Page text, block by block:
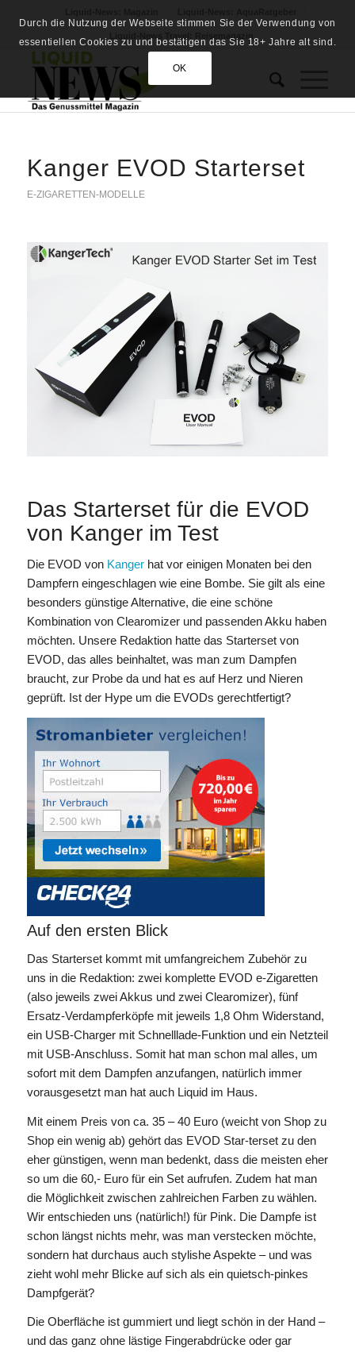
Kanger EVOD Starterset
E-ZIGARETTEN-MODELLE
Das Starterset für die EVOD
von Kanger im Test
Die EVOD von Kanger hat vor einigen Monaten bei den
Dampfern eingeschlagen wie eine Bombe. Sie gilt als eine
besonders günstige Alternative, die eine schöne
Kombination von Clearomizer und passenden Akku haben
möchten. Unsere Redaktion hatte das Starterset von
EVOD, das alles beinhaltet, was man zum Dampfen
braucht, zur Probe da und hat es auf Herz und Nieren
geprüft. Ist der Hype um die EVODs gerechtfertigt?
Auf den ersten Blick
Das Starterset kommt mit umfangreichem Zubehör zu
uns in die Redaktion: zwei komplette EVOD e-Zigaretten
(also jeweils zwei Akkus und zwei Clearomizer), fünf
Ersatz-Verdampferköpfe mit jeweils 1,8 Ohm Widerstand,
ein USB-Charger mit Schnelllade-Funktion und ein Netzteil
mit USB-Anschluss. Somit hat man schon mal alles, um
sofort mit dem Dampfen anzufangen, natürlich immer
vorausgesetzt man hat auch Liquid im Haus.
Mit einem Preis von ca. 35 – 40 Euro (weicht von Shop zu
Shop ein wenig ab) gehört das EVOD Star-terset zu den
eher günstigen, wenn man bedenkt, dass die meisten eher
so um die 60,- Euro für ein Set aufrufen. Zudem hat man
die Möglichkeit zwischen zahlreichen Farben zu wählen.
Wir entschieden uns (natürlich!) für Pink. Die Dampfe ist
schon längst nichts mehr, was man verstecken möchte,
sondern hat durchaus auch stylishe Aspekte – und was
zieht wohl mehr Blicke auf sich als ein quietsch-pinkes
Dampfgerät?
Die Oberfläche ist gummiert und liegt schön in der Hand –
und das ganz ohne lästige Fingerabdrücke oder gar
Durch die Nutzung der Webseite stimmen Sie der Verwendung von
essentiellen Cookies zu und bestätigen das Sie 18+ Jahre alt sind.
OK